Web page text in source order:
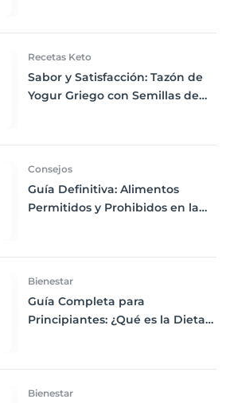
Recetas Keto
Sabor y Satisfacción: Tazón de
Yogur Griego con Semillas de
Consejos
Guía Definitiva: Alimentos
Permitidos y Prohibidos en la
Bienestar
Guía Completa para
Principiantes: ¿Qué es la Dieta
Bienestar